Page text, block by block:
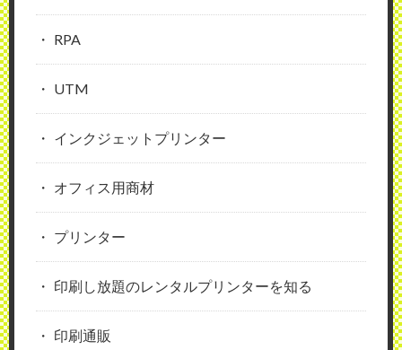
RPA
UTM
インクジェットプリンター
オフィス用商材
プリンター
印刷し放題のレンタルプリンターを知る
印刷通販